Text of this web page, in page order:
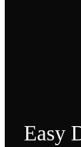
Easy